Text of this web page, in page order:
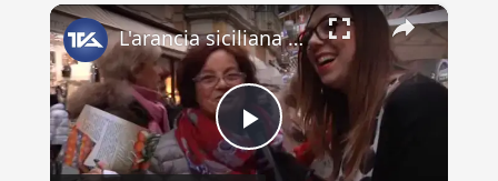
Play Unmute Fullscreen ×
Play
L'arancia siciliana sbarca a Sanremo